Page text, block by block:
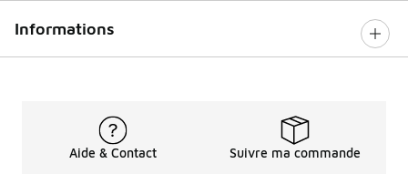
Informations
Aide & Contact Suivre ma commande